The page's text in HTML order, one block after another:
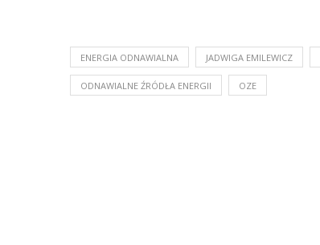
ENERGIA ODNAWIALNA JADWIGA EMILEWICZ
ODNAWIALNE ŹRÓDŁA ENERGII OZE